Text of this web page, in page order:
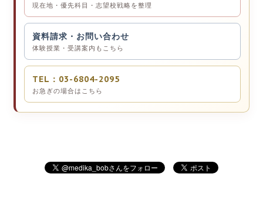
現在地・優先科目・志望校戦略を整理
資料請求・お問い合わせ
体験授業・受講案内もこちら
TEL：03-6804-2095
お急ぎの場合はこちら